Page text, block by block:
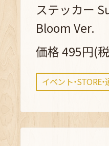
ステッカー
Bloom Ver.
価格 495円(
イベント・STORE